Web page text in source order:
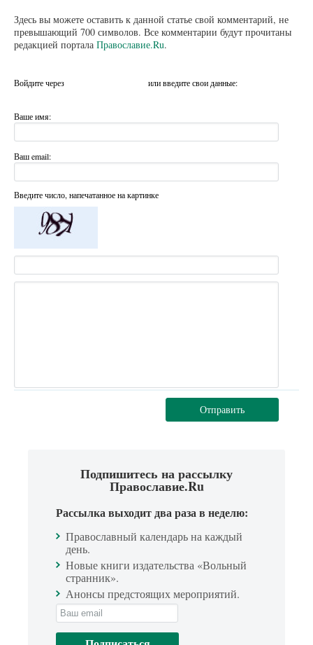
Здесь вы можете оставить к данной статье свой комментарий, не
превышающий 700 символов. Все комментарии будут прочитаны
редакцией портала Православие.Ru.
Войдите через или введите свои данные:
Ваше имя:
Ваш email:
Введите число, напечатанное на картинке
Отправить
Подпишитесь на рассылку
Православие.Ru
Рассылка выходит два раза в неделю:
Православный календарь на каждый
день.
Новые книги издательства «Вольный
странник».
Анонсы предстоящих мероприятий.